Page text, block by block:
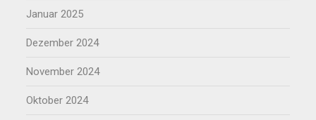
Januar 2025
Dezember 2024
November 2024
Oktober 2024